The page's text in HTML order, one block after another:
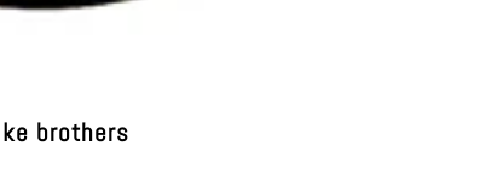
brothers